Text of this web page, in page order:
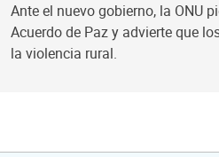
Ante el nuevo gobierno, la ONU
Acuerdo de Paz y advierte que
la violencia rural.